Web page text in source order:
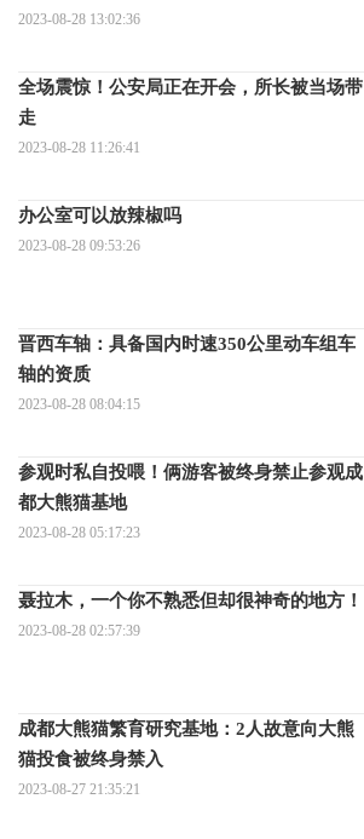
2023-08-28 13:02:36
全场震惊！公安局正在开会，所长被当场带
走
2023-08-28 11:26:41
办公室可以放辣椒吗
2023-08-28 09:53:26
晋西车轴：具备国内时速350公里动车组车
轴的资质
2023-08-28 08:04:15
参观时私自投喂！俩游客被终身禁止参观成
都大熊猫基地
2023-08-28 05:17:23
聂拉木，一个你不熟悉但却很神奇的地方！
2023-08-28 02:57:39
成都大熊猫繁育研究基地：2人故意向大熊
猫投食被终身禁入
2023-08-27 21:35:21